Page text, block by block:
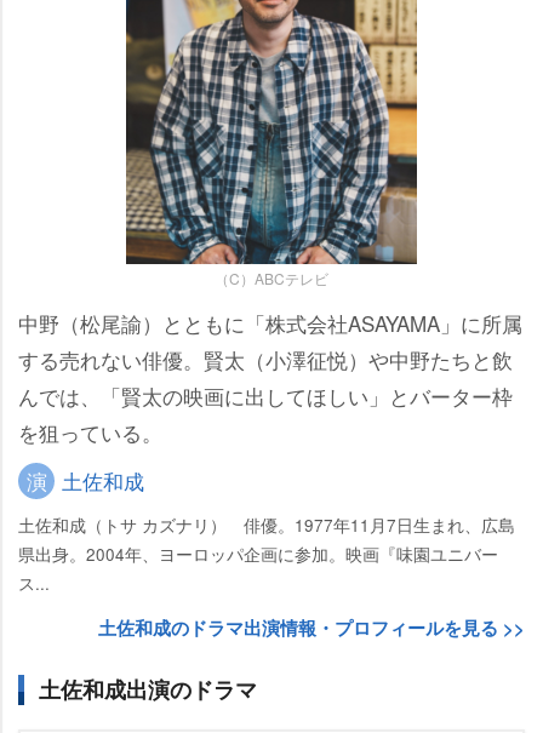
（C）ABCテレビ
中野（松尾諭）とともに「株式会社ASAYAMA」に所属
する売れない俳優。賢太（小澤征悦）や中野たちと飲
んでは、「賢太の映画に出してほしい」とバーター枠
を狙っている。
演 土佐和成
土佐和成（トサ カズナリ） 俳優。1977年11月7日生まれ、広島
県出身。2004年、ヨーロッパ企画に参加。映画『味園ユニバー
ス...
土佐和成のドラマ出演情報・プロフィールを見る >>
土佐和成出演のドラマ